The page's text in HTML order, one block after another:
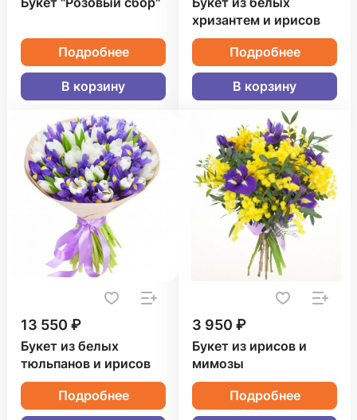
Подробнее
В корзину
хризантем и ирисов
Подробнее
В корзину
13 550 ₽
Букет из белых
тюльпанов и ирисов
Подробнее
3 950 ₽
Букет из ирисов и
мимозы
Подробнее